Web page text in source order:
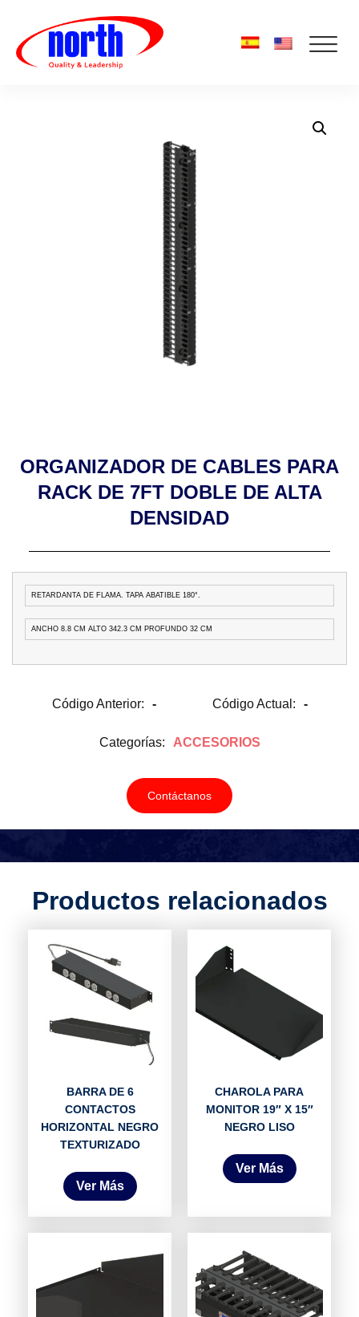
ORGANIZADOR DE CABLES PARA
RACK DE 7FT DOBLE DE ALTA
DENSIDAD
RETARDANTA DE FLAMA. TAPA ABATIBLE 180°.
ANCHO 8.8 CM ALTO 342.3 CM PROFUNDO 32 CM
Código Anterior: - Código Actual: -
Categorías: ACCESORIOS
Contáctanos
Productos relacionados
BARRA DE 6
CONTACTOS
HORIZONTAL NEGRO
TEXTURIZADO
Ver Más
CHAROLA PARA
MONITOR 19″ X 15″
NEGRO LISO
Ver Más